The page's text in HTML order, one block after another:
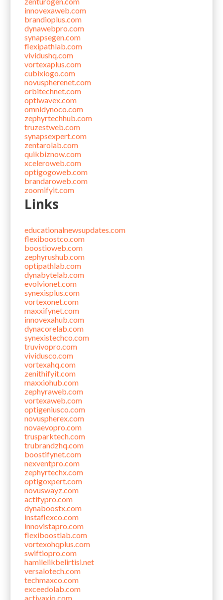
innovexaweb.com
brandioplus.com
dynawebpro.com
synapsegen.com
flexipathlab.com
vividushq.com
vortexaplus.com
cubixiogo.com
novuspherenet.com
orbitechnet.com
optiwavex.com
omnidynoco.com
zephyrtechhub.com
truzestweb.com
synapsexpert.com
zentarolab.com
quikbiznow.com
xceleroweb.com
optigogoweb.com
brandaroweb.com
zoomifyit.com
Links
educationalnewsupdates.com
flexiboostco.com
boostioweb.com
zephyrushub.com
optipathlab.com
dynabytelab.com
evolvionet.com
synexisplus.com
vortexonet.com
maxxifynet.com
innovexahub.com
dynacorelab.com
synexistechco.com
truvivopro.com
vividusco.com
vortexahq.com
zenithifyit.com
maxxiohub.com
zephyraweb.com
vortexaweb.com
optigeniusco.com
novuspherex.com
novaevopro.com
trusparktech.com
trubrandzhq.com
boostifynet.com
nexventpro.com
zephyrtechx.com
optigoxpert.com
novuswayz.com
actifypro.com
dynaboostx.com
instaflexco.com
innovistapro.com
flexiboostlab.com
vortexohqplus.com
swiftiopro.com
hamilelikbelirtisi.net
versalotech.com
techmaxco.com
exceedolab.com
activaxio.com